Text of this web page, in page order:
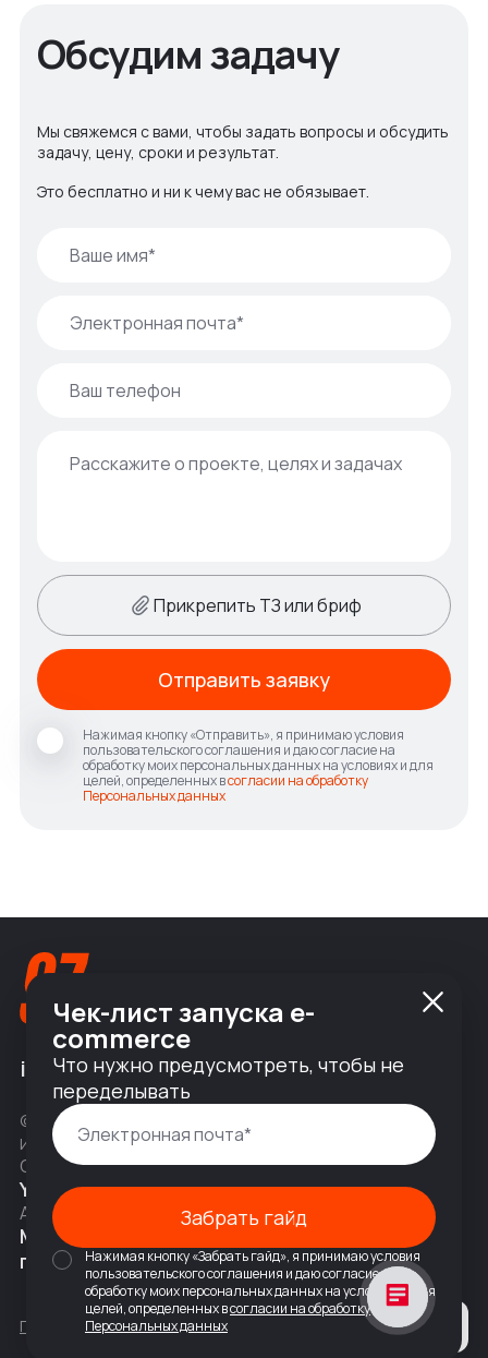
Обсудим задачу
Мы свяжемся с вами, чтобы задать вопросы и обсудить
задачу, цену, сроки и результат.
Это бесплатно и ни к чему вас не обязывает.
Прикрепить ТЗ или бриф
Нажимая кнопку «Отправить», я принимаю условия
пользовательского соглашения и даю согласие на
обработку моих персональных данных на условиях и для
целей, определенных всогласии на обработку
Персональных данных
Отправить заявку
info@nineseven.ru
© 2010 — 2026 ООО «Найнсевен», УНП 191376768,
ИНН 9710142077, КПП 771001001, ОГРН 1247700831377
Соц сети
YouTubeНаписать в Telegram
Адрес
Москва, 2-я Тверская-Ямская 18,
помещ. 7/2
Политика конфиденциальности
Чек-лист запуска e-
commerce
Что нужно предусмотреть, чтобы не
переделывать
Забрать гайд
Нажимая кнопку «Забрать гайд», я принимаю условия
пользовательского соглашения и даю согласие на
обработку моих персональных данных на условиях и для
целей, определенных всогласии на обработку
Персональных данных